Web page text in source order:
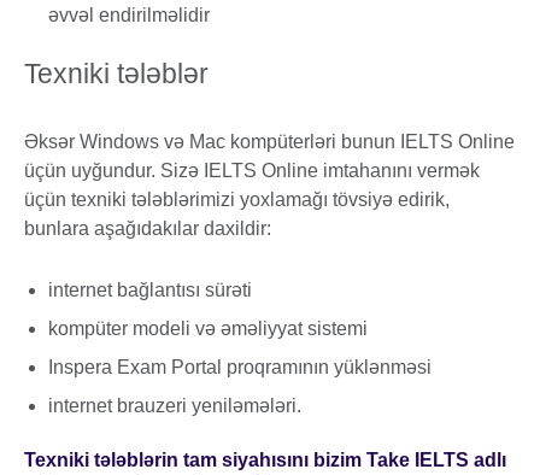
əvvəl endirilməlidir
Texniki tələblər
Əksər Windows və Mac kompüterləri bunun IELTS Online
üçün uyğundur. Sizə IELTS Online imtahanını vermək
üçün texniki tələblərimizi yoxlamağı tövsiyə edirik,
bunlara aşağıdakılar daxildir:
internet bağlantısı sürəti
kompüter modeli və əməliyyat sistemi
Inspera Exam Portal proqramının yüklənməsi
internet brauzeri yeniləmələri.
Texniki tələblərin tam siyahısını bizim Take IELTS adlı